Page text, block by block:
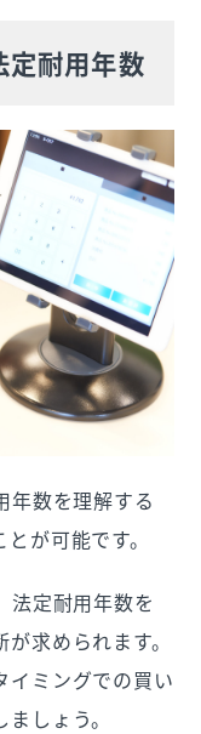
定耐用年数
年数を理解する
が可能です。
法定耐用年数を
求められます。
イミングでの買い
しょう。